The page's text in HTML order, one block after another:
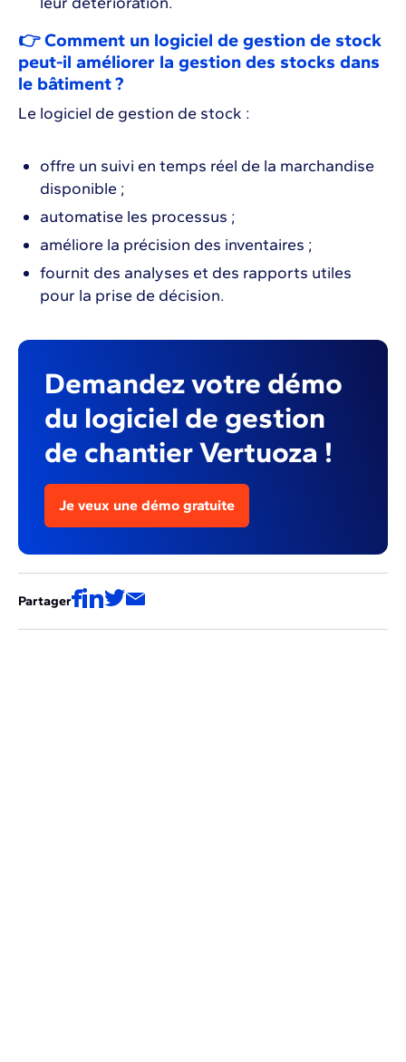
👉 Comment un logiciel de gestion de stock
peut-il améliorer la gestion des stocks dans
le bâtiment ?
Le logiciel de gestion de stock :
offre un suivi en temps réel de la marchandise
disponible ;
automatise les processus ;
améliore la précision des inventaires ;
fournit des analyses et des rapports utiles
pour la prise de décision.
Demandez votre démo
du logiciel de gestion
de chantier Vertuoza !
Je veux une démo gratuite
Partager